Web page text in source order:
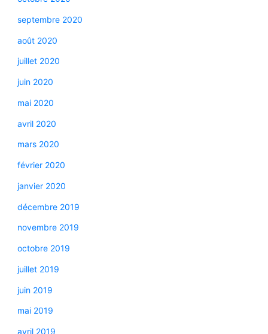
septembre 2020
août 2020
juillet 2020
juin 2020
mai 2020
avril 2020
mars 2020
février 2020
janvier 2020
décembre 2019
novembre 2019
octobre 2019
juillet 2019
juin 2019
mai 2019
avril 2019